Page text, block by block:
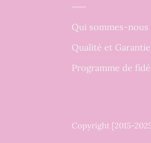
Qui sommes-nous
Qualité et Garantie
Programme de
Copyright [2015-